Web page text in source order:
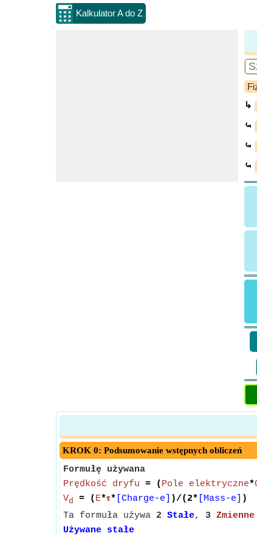
Kalkulator A do Z
↳
⤿
⤿
⤿
KROK 0: Podsumowanie wstępnych obliczeń
Formułę używana
Prędkość dryfu = ( Pole elektryczne*
Vd = ( E*𝛕* [Charge-e] )/(2* [Mass-e]
)
Ta formuła używa 2 Stałe, 3 Zmienne
Używane stałe